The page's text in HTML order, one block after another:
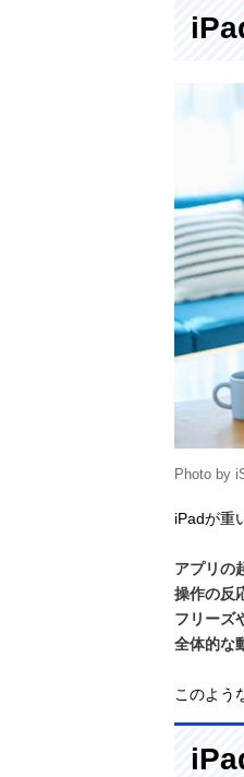
Photo by
iPadが重
アプリの
操作の反
フリーズ
全体的な
このよう